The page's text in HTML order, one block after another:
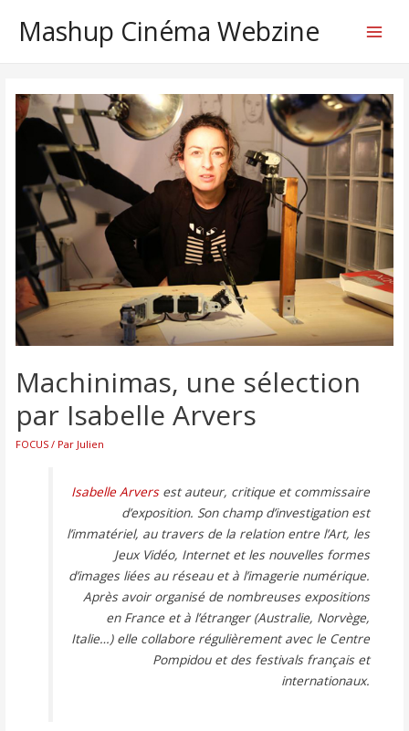
Mashup Cinéma Webzine
Main
Machinimas, une sélection
par Isabelle Arvers
FOCUS/ Par Julien
Isabelle Arversest auteur, critique et commissaire
d’exposition. Son champ d’investigation est
l’immatériel, au travers de la relation entre l’Art, les
Jeux Vidéo, Internet et les nouvelles formes
d’images liées au réseau et à l’imagerie numérique.
Après avoir organisé de nombreuses expositions
en France et à l’étranger (Australie, Norvège,
Italie…) elle collabore régulièrement avec le Centre
Pompidou et des festivals français et
internationaux.